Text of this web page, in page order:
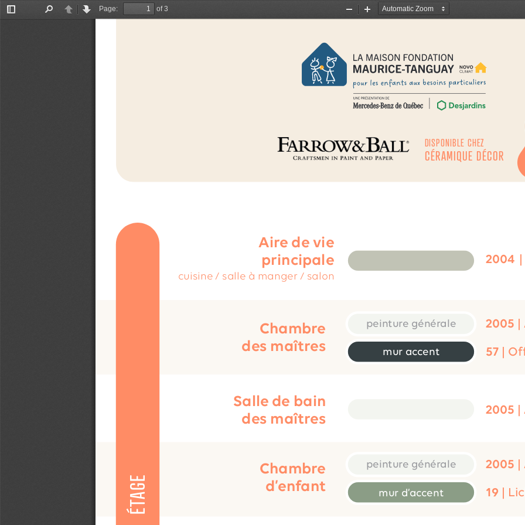
Toggle
PreviousNext
Page:
of 3
Zoom
Zoom
2004
2005 |
Aire de vie
principale
cuisine / salle à manger / salon
Chambre
des maîtres
Salle de bain
des maîtres
57 |
2005 |
peinture générale
mur accent
DISPONIBLE CHEZ
CÉRAMIQUE DÉCOR
Chambre
d’enfant
19 |
2005 |
peinture générale
mur d’accent
ÉTAGE